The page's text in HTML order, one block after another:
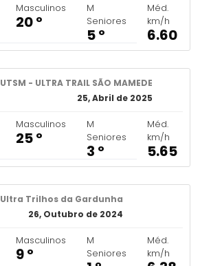
Masculinos
20 º
M
Seniores
5 º
Méd.
km/h
6.60
UTSM - ULTRA TRAIL SÃO MAMEDE
25, Abril de 2025
Masculinos
25 º
M
Seniores
3 º
Méd.
km/h
5.65
Ultra Trilhos da Gardunha
26, Outubro de 2024
Masculinos
9 º
M
Seniores
Méd.
km/h